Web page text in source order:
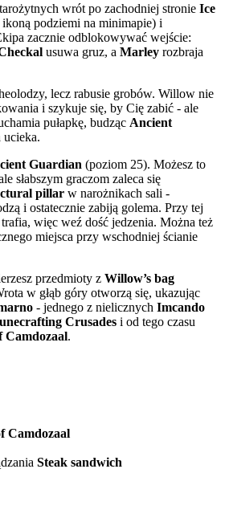
wrót po zachodniej stronie Ice
podziemi na minimapie) i
zacznie odblokowywać wejście:
usuwa gruz, a Marley rozbraja
lecz rabusie grobów. Willow nie
i szykuje się, by Cię zabić - ale
pułapkę, budząc Ancient
ucieka.
Guardian (poziom 25). Możesz to
słabszym graczom zaleca się
pillar w narożnikach sali -
i ostatecznie zabiją golema. Przy tej
więc weź dość jedzenia. Można też
miejsca przy wschodniej ścianie
przedmioty z Willow’s bag
w głąb góry otworzą się, ukazując
- jednego z nielicznych Imcando
Crusades i od tego czasu
Camdozaal.
Camdozaal
Steak sandwich